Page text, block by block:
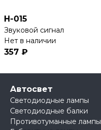
H-015
Звуковой сигнал
Нет в наличии
357 ₽
Автосвет
Светодиодные лампы
Светодиодные балки
Противотуманные лампы